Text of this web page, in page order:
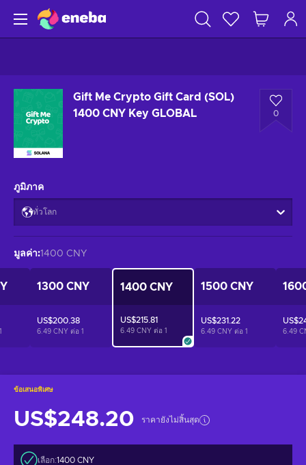
Gift Me Crypto Gift Card (SOL)
1400 CNY Key GLOBAL
0
ข้อเสนอพิเศษ
US$248.20 ราคายังไม่สิ้นสุด
เลือก:1400 CNY
ภูมิภาค
ทั่วโลก
มูลค่า:1400 CNY
1
1300 CNY
US$200.38
6.49 CNY ต่อ 1
1400 CNY
US$215.81
6.49 CNY ต่อ 1
1500 CNY
US$231.22
6.49 CNY ต่อ 1 6.49